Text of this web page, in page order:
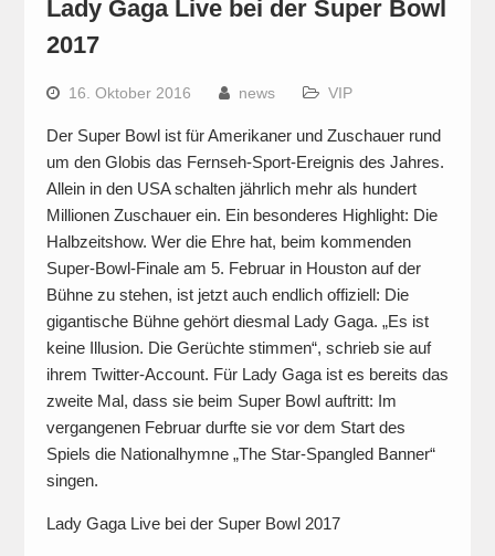
Lady Gaga Live bei der Super Bowl
2017
16. Oktober 2016 news VIP
Der Super Bowl ist für Amerikaner und Zuschauer rund
um den Globis das Fernseh-Sport-Ereignis des Jahres.
Allein in den USA schalten jährlich mehr als hundert
Millionen Zuschauer ein. Ein besonderes Highlight: Die
Halbzeitshow. Wer die Ehre hat, beim kommenden
Super-Bowl-Finale am 5. Februar in Houston auf der
Bühne zu stehen, ist jetzt auch endlich offiziell: Die
gigantische Bühne gehört diesmal Lady Gaga. „Es ist
keine Illusion. Die Gerüchte stimmen“, schrieb sie auf
ihrem Twitter-Account. Für Lady Gaga ist es bereits das
zweite Mal, dass sie beim Super Bowl auftritt: Im
vergangenen Februar durfte sie vor dem Start des
Spiels die Nationalhymne „The Star-Spangled Banner“
singen.
Lady Gaga Live bei der Super Bowl 2017